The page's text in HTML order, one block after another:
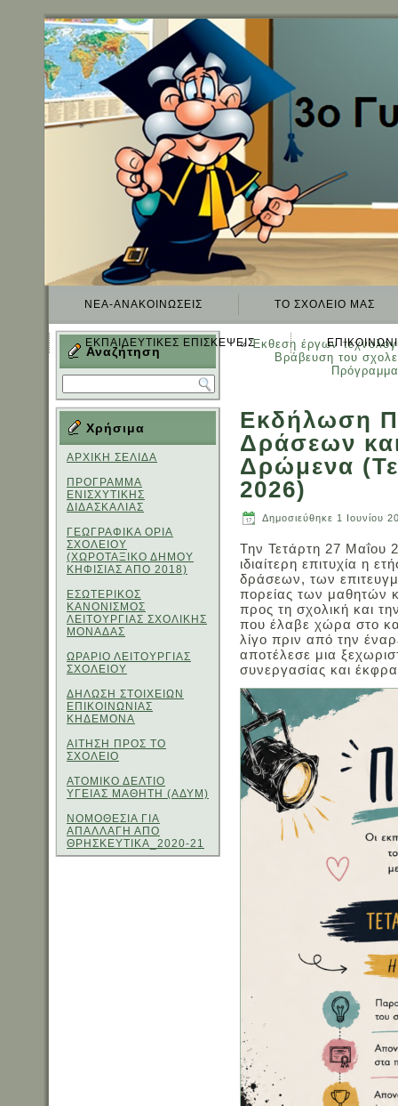
ΝΈΑ-ΑΝΑΚΟΙΝΏΣΕΙΣ TO ΣΧΟΛΕΊΟ ΜΑΣ
ΕΚΠΑΙΔΕΥΤΙΚΈΣ ΕΠΙΣΚΈΨΕΙΣ
Αναζήτηση
Χρήσιμα
ΑΡΧΙΚΗ ΣΕΛΙΔΑ
ΠΡΟΓΡΑΜΜΑ
ΕΝΙΣΧΥΤΙΚΗΣ
ΔΙΔΑΣΚΑΛΙΑΣ
ΓΕΩΓΡΑΦΙΚΑ ΟΡΙΑ
ΣΧΟΛΕΙΟΥ
(ΧΩΡΟΤΑΞΙΚΟ ΔΗΜΟΥ
ΚΗΦΙΣΙΑΣ ΑΠΟ 2018)
ΕΣΩΤΕΡΙΚΟΣ
ΚΑΝΟΝΙΣΜΟΣ
ΛΕΙΤΟΥΡΓΙΑΣ ΣΧΟΛΙΚΗΣ
ΜΟΝΑΔΑΣ
ΩΡΑΡΙΟ ΛΕΙΤΟΥΡΓΙΑΣ
ΣΧΟΛΕΙΟΥ
ΔΗΛΩΣΗ ΣΤΟΙΧΕΙΩΝ
ΕΠΙΚΟΙΝΩΝΙΑΣ
ΚΗΔΕΜΟΝΑ
ΑΙΤΗΣΗ ΠΡΟΣ ΤΟ
ΣΧΟΛΕΙΟ
ΑΤΟΜΙΚΟ ΔΕΛΤΙΟ
ΥΓΕΙΑΣ ΜΑΘΗΤΗ (ΑΔΥΜ)
ΝΟΜΟΘΕΣΙΑ ΓΙΑ
ΑΠΑΛΛΑΓΗ ΑΠΟ
ΘΡΗΣΚΕΥΤΙΚΑ_2020-21
«Έκθεση έργων
Βράβευση του
Εκδήλωση
Δράσεων
Δρώμενα
2026)
Δημοσιεύθηκε 1 Ιουνίου
Την Τετάρτη 27 Μαΐου
ιδιαίτερη επιτυχία η
δράσεων, των
πορείας των μαθητών
προς τη σχολική και
που έλαβε χώρα στο
λίγο πριν από την
αποτέλεσε μια
συνεργασίας και